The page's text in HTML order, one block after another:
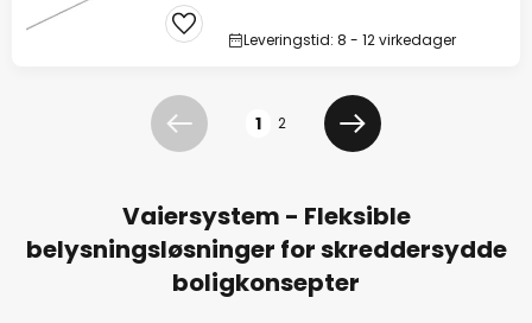
Leveringstid: 8 - 12 virkedager
Forrige 1 2
Neste
Vaiersystem - Fleksible
belysningsløsninger for skreddersydde
boligkonsepter